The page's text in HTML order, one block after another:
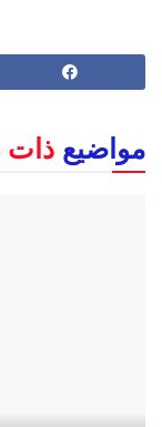
مواضيع ذات